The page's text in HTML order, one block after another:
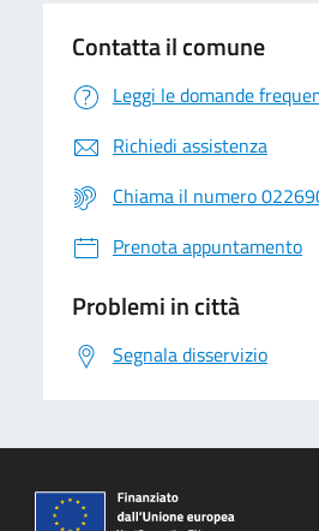
Contatta il comune
Leggi le domande
Richiedi assistenza
Chiama il numero
Prenota appuntamento
Problemi in città
Segnala disservizio